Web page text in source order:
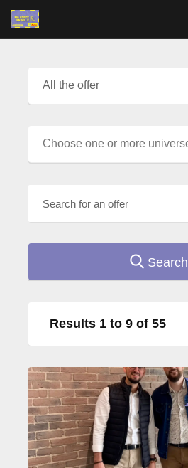
All the offer
Search
Results 1 to 9 of 55